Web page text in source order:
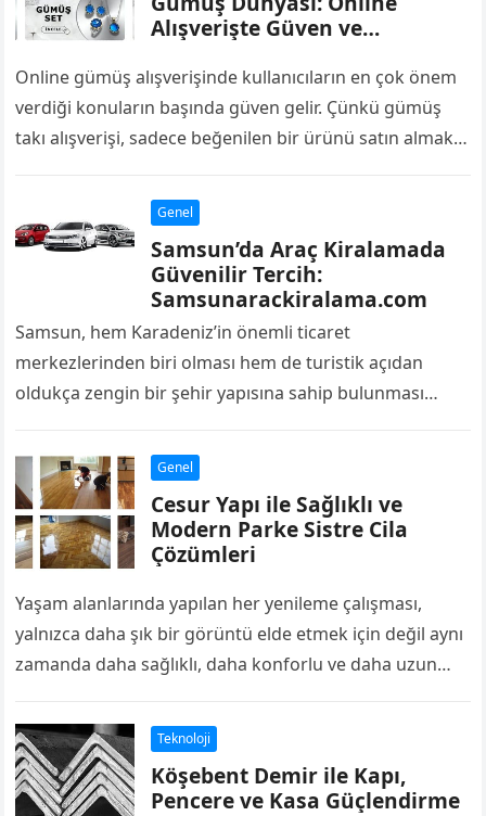
Alışverişte Güven ve
Online gümüş alışverişinde kullanıcıların en çok önem
verdiği konuların başında güven gelir. Çünkü gümüş
takı alışverişi, sadece beğenilen bir ürünü satın almak
Genel
Samsun’da Araç Kiralamada
Güvenilir Tercih:
Samsunarackiralama.com
Samsun, hem Karadeniz’in önemli ticaret
merkezlerinden biri olması hem de turistik açıdan
oldukça zengin bir şehir yapısına sahip bulunması
sahiptir….
Genel
Cesur Yapı ile Sağlıklı ve
Modern Parke Sistre Cila
Çözümleri
Yaşam alanlarında yapılan her yenileme çalışması,
yalnızca daha şık bir görüntü elde etmek için değil aynı
zamanda daha sağlıklı, daha konforlu ve daha uzun
Teknoloji
Köşebent Demir ile Kapı,
Pencere ve Kasa Güçlendirme